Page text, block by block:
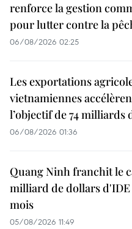
renforce la gestion
pour lutter contre la
06/08/2026 02:25
Les exportations
vietnamiennes
l’objectif de 74 milliards
06/08/2026 01:36
Quang Ninh franchit le
milliard de dollars d'IDE
mois
05/08/2026 11:49